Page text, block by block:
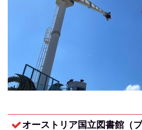
オーストリア国立図書館（